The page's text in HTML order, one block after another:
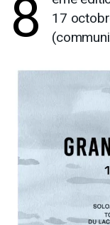
8
17